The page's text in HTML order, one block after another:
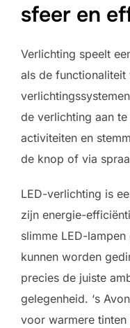
sfeer en
Verlichting speelt
als de functionaliteit
de verlichting aan
activiteiten en
de knop of via
LED-verlichting is
zijn energie-
slimme LED-
kunnen worden
precies de juiste
gelegenheid. ‘s
voor warmere